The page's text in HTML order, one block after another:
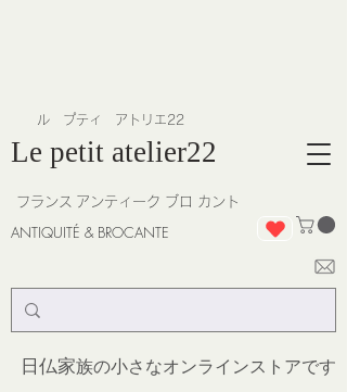
Le petit atelier22
ANTIQUITÉ & BROCANTE
アンティーク ブロ カント
日仏家族の小さなオンラインストアです
​ル プティ アトリエ22
フランス